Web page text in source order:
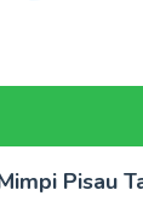
Pisau